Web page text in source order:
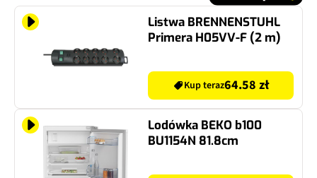
Listwa BRENNENSTUHL
Primera H05VV-F (2 m)
Kup teraz64.58 zł
Lodówka BEKO b100
BU1154N 81.8cm